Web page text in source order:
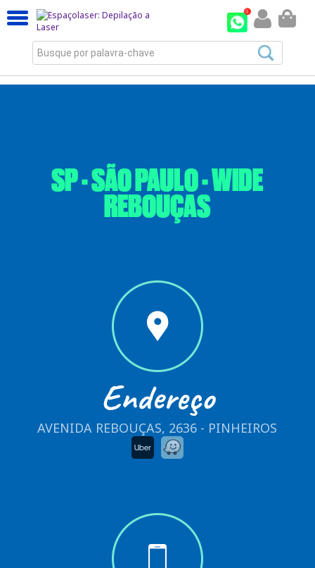
Busque por palavra-chave
SP - SÃO PAULO - WIDE
REBOUÇAS
Endereço
AVENIDA REBOUÇAS, 2636 - PINHEIROS